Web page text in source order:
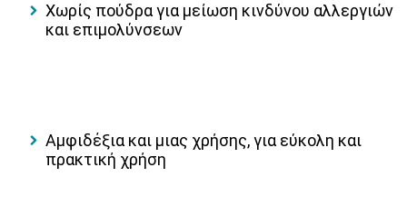
Χωρίς πούδρα για μείωση κινδύνου αλλεργιών
και επιμολύνσεων
Αμφιδέξια και μιας χρήσης, για εύκολη και
πρακτική χρήση